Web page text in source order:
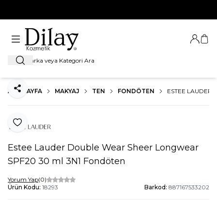
Ara
Giriş
ANA SAYFA MAKYAJ TEN FONDÖTEN ESTEE LAUDER
Favoriye Ekle
Paylaş
Estee Lauder Double Wear Sheer Longwear
SPF20 30 ml 3N1 Fondöten
Yorum Yap(0)
Ürün Kodu: 18293 Barkod: 887167533202